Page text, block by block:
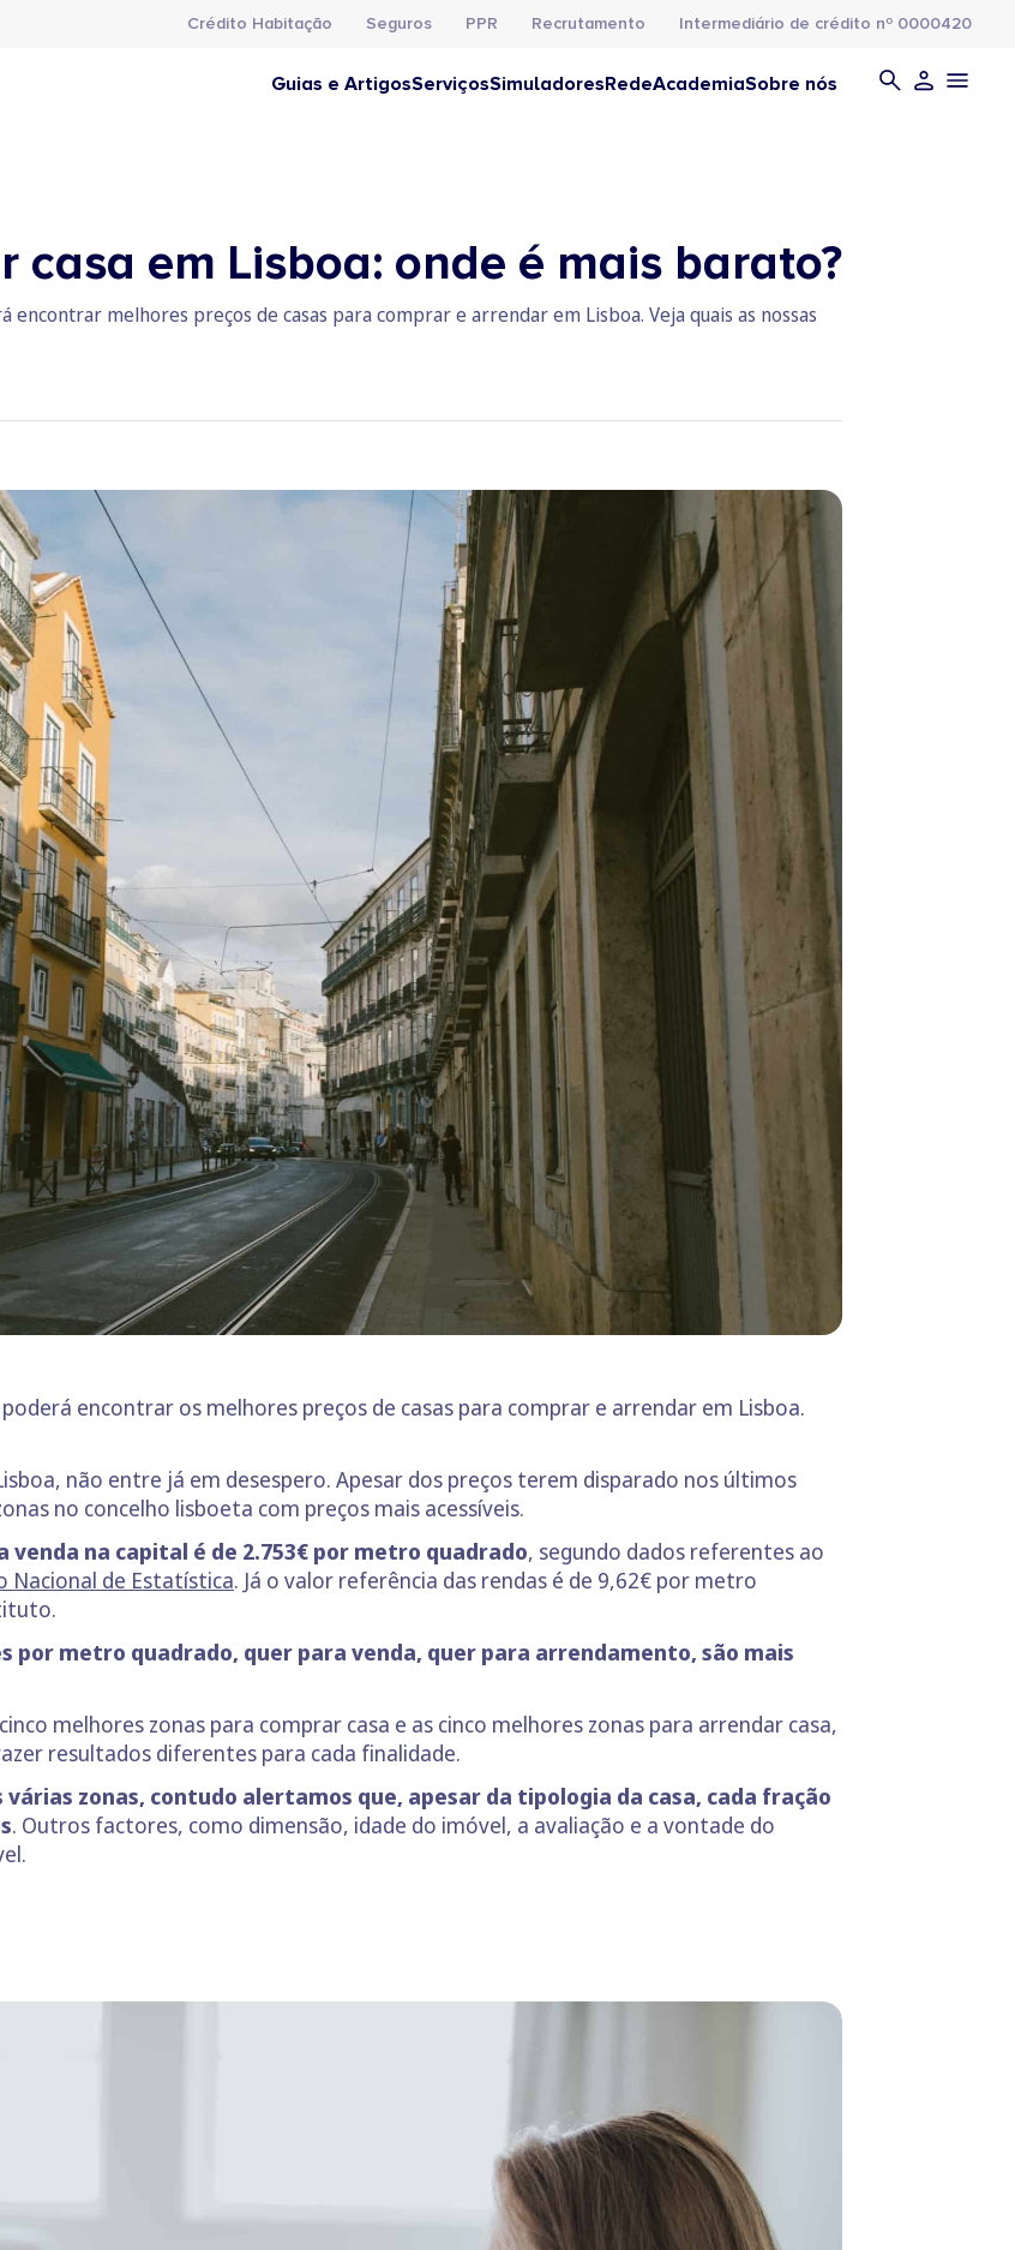
Crédito Habitação Seguros PPR Recrutamento Intermediário de crédito nº 0000420
Guias e ArtigosServiçosSimuladoresRedeAcademiaSobre nós
casa em Lisboa: onde é mais barato?
encontrar melhores preços de casas para comprar e arrendar em Lisboa. Veja quais as nossas
encontrar os melhores preços de casas para comprar e arrendar em Lisboa.
não entre já em desespero. Apesar dos preços terem disparado nos últimos
no concelho lisboeta com preços mais acessíveis.
na capital é de 2.753€ por metro quadrado, segundo dados referentes ao
de Estatística. Já o valor referência das rendas é de 9,62€ por metro
por metro quadrado, quer para venda, quer para arrendamento, são mais
melhores zonas para comprar casa e as cinco melhores zonas para arrendar casa,
resultados diferentes para cada finalidade.
várias zonas, contudo alertamos que, apesar da tipologia da casa, cada fração
. Outros factores, como dimensão, idade do imóvel, a avaliação e a vontade do